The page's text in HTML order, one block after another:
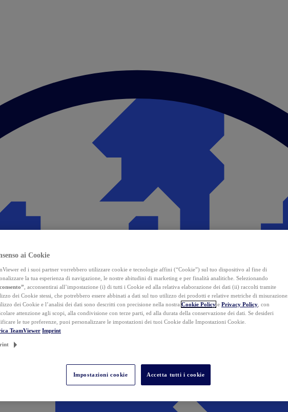
ai Cookie
ed i suoi partner vorrebbero utilizzare cookie e tecnologie affini (“Cookie”) sul tuo dispositivo al fine di
la tua esperienza di navigazione, le nostre abitudini di marketing e per finalità analitiche. Selezionando
, acconsentirai all’impostazione (i) di tutti i Cookie ed alla relativa elaborazione dei dati (ii) raccolti tramite
dei Cookie stessi, che potrebbero essere abbinati a dati sul tuo utilizzo dei prodotti e relative metriche di misurazione.
dei Cookie e l’analisi dei dati sono descritti con precisione nella nostra Cookie Policy e Privacy Policy , con
attenzione agli scopi, alla condivisione con terze parti, ed alla durata della conservazione dei dati. Se desideri
le tue preferenze, puoi personalizzare le impostazioni dei tuoi Cookie dalle Impostazioni Cookie.
TeamViewer Imprint
Impostazioni cookie Accetta tutti i cookie